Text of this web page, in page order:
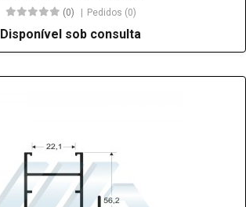
(0) Pedidos (0)
Disponível sob consulta